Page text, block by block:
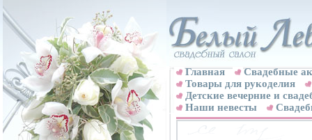
Главная
Свадебные
Товары для рукоделия
Детские вечерние и
Наши невесты